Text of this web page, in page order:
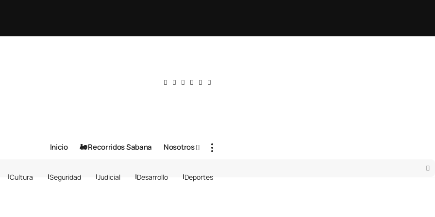
Inicio 🚂 Recorridos Sabana Nosotros
Cultura Seguridad Judicial Desarrollo Deportes